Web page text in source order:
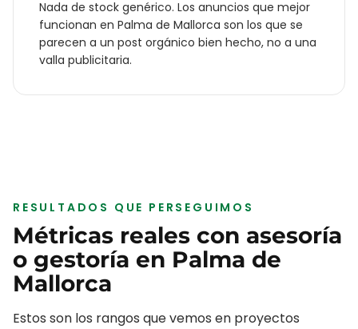
Nada de stock genérico. Los anuncios que mejor
funcionan en Palma de Mallorca son los que se
parecen a un post orgánico bien hecho, no a una
valla publicitaria.
RESULTADOS QUE PERSEGUIMOS
Métricas reales con asesoría
o gestoría en Palma de
Mallorca
Estos son los rangos que vemos en proyectos